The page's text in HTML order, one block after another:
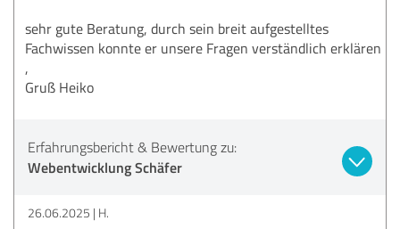
sehr gute Beratung, durch sein breit aufgestelltes
Fachwissen konnte er unsere Fragen verständlich erklären
,
Gruß Heiko
Erfahrungsbericht & Bewertung zu:
Webentwicklung Schäfer
26.06.2025 H.